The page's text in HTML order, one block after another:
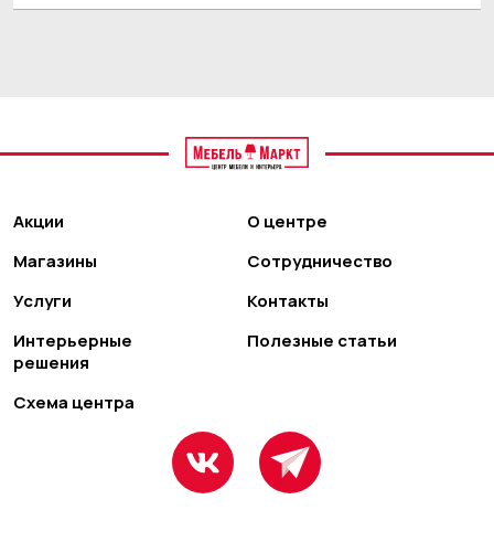
Акции
Магазины
Услуги
Интерьерные
решения
Схема центра
О центре
Сотрудничество
Контакты
Полезные статьи